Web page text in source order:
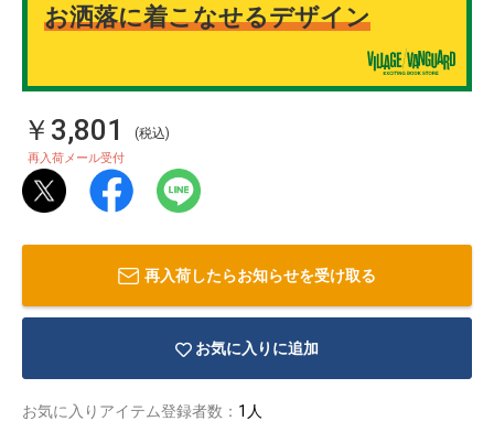
お洒落に着こなせるデザイン
￥3,801 (税込)
再入荷メール受付
再入荷したらお知らせを受け取る
お気に入りに追加
お気に入りアイテム登録者数： 1人